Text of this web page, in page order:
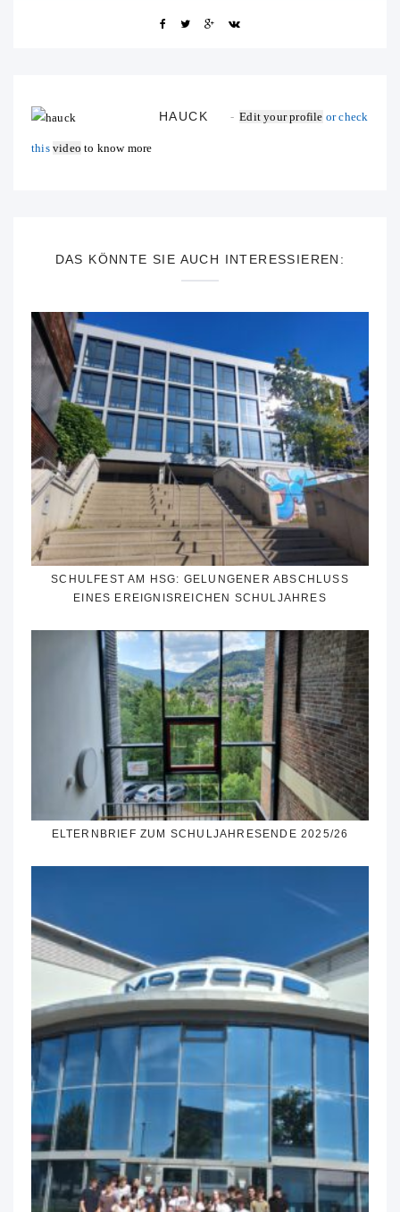
HAUCK Edit your profile or check
this video to know more
DAS KÖNNTE SIE AUCH INTERESSIEREN:
SCHULFEST AM HSG: GELUNGENER ABSCHLUSS
EINES EREIGNISREICHEN SCHULJAHRES
ELTERNBRIEF ZUM SCHULJAHRESENDE 2025/26